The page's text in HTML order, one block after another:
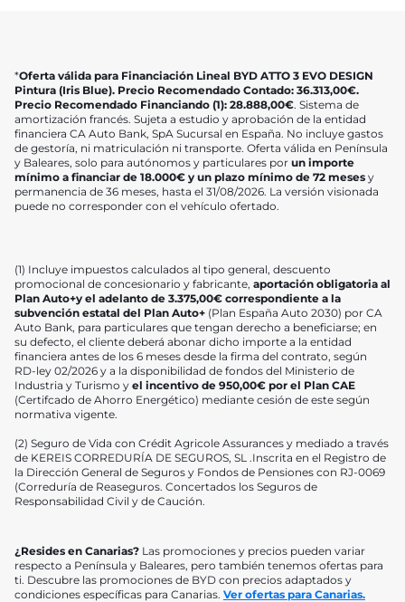
*Oferta válida para Financiación Lineal BYD ATTO 3 EVO DESIGN
Pintura (Iris Blue). Precio Recomendado Contado: 36.313,00€.
Precio Recomendado Financiando (1): 28.888,00€. Sistema de
amortización francés. Sujeta a estudio y aprobación de la entidad
financiera CA Auto Bank, SpA Sucursal en España. No incluye gastos
de gestoría, ni matriculación ni transporte. Oferta válida en Península
y Baleares, solo para autónomos y particulares por un importe
mínimo a financiar de 18.000€ y un plazo mínimo de 72 meses y
permanencia de 36 meses, hasta el 31/08/2026. La versión visionada
puede no corresponder con el vehículo ofertado.
(1) Incluye impuestos calculados al tipo general, descuento
promocional de concesionario y fabricante, aportación obligatoria al
Plan Auto+y el adelanto de 3.375,00€ correspondiente a la
subvención estatal del Plan Auto+ (Plan España Auto 2030) por CA
Auto Bank, para particulares que tengan derecho a beneficiarse; en
su defecto, el cliente deberá abonar dicho importe a la entidad
financiera antes de los 6 meses desde la firma del contrato, según
RD-ley 02/2026 y a la disponibilidad de fondos del Ministerio de
Industria y Turismo y el incentivo de 950,00€ por el Plan CAE
(Certifcado de Ahorro Energético) mediante cesión de este según
normativa vigente.
(2) Seguro de Vida con Crédit Agricole Assurances y mediado a través
de KEREIS CORREDURÍA DE SEGUROS, SL .Inscrita en el Registro de
la Dirección General de Seguros y Fondos de Pensiones con RJ-0069
(Correduría de Reaseguros. Concertados los Seguros de
Responsabilidad Civil y de Caución.
¿Resides en Canarias? Las promociones y precios pueden variar
respecto a Península y Baleares, pero también tenemos ofertas para
ti. Descubre las promociones de BYD con precios adaptados y
condiciones específicas para Canarias. Ver ofertas para Canarias.